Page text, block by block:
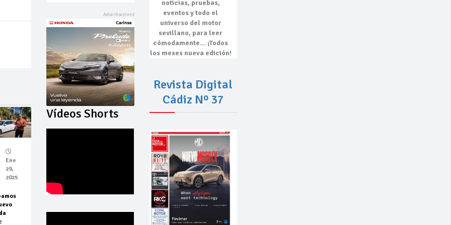
Ene
29,
2025
Vídeos Shorts
noticias, pruebas,
eventosy todo el
universo del motor
sevillano, para leer
cómodamente… ¡Todos
los meses nueva edición!
Revista Digital
Cádiz Nº 37